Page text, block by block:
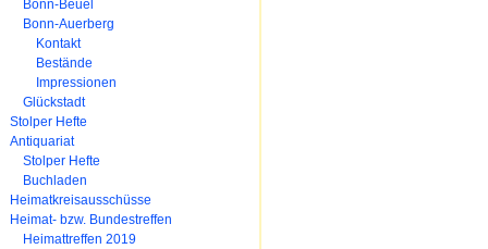
Bonn-Beuel
Bonn-Auerberg
Kontakt
Bestände
Impressionen
Glückstadt
Stolper Hefte
Antiquariat
Stolper Hefte
Buchladen
Heimatkreisausschüsse
Heimat- bzw. Bundestreffen
Heimattreffen 2019